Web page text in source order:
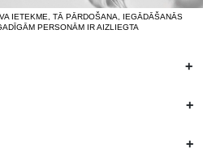
IETEKME, TĀ PĀRDOŠANA, IEGĀDĀŠANĀS
PERSONĀM IR AIZLIEGTA